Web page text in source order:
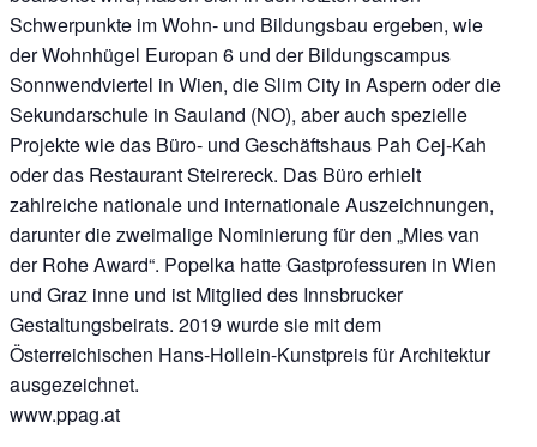
Schwerpunkte im Wohn- und Bildungsbau ergeben, wie
der Wohnhügel Europan 6 und der Bildungscampus
Sonnwendviertel in Wien, die Slim City in Aspern oder die
Sekundarschule in Sauland (NO), aber auch spezielle
Projekte wie das Büro- und Geschäftshaus Pah Cej-Kah
oder das Restaurant Steirereck. Das Büro erhielt
zahlreiche nationale und internationale Auszeichnungen,
darunter die zweimalige Nominierung für den „Mies van
der Rohe Award“. Popelka hatte Gastprofessuren in Wien
und Graz inne und ist Mitglied des Innsbrucker
Gestaltungsbeirats. 2019 wurde sie mit dem
Österreichischen Hans-Hollein-Kunstpreis für Architektur
ausgezeichnet.
www.ppag.at